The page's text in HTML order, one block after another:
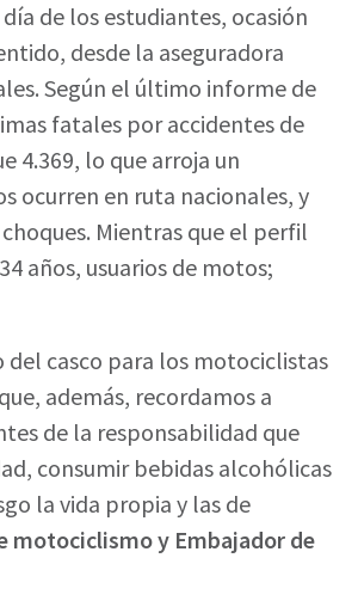
de los estudiantes, ocasión
desde la aseguradora
Según el último informe de
fatales por accidentes de
4.369, lo que arroja un
ocurren en ruta nacionales, y
Mientras que el perfil
años, usuarios de motos;
del casco para los motociclistas
además, recordamos a
de la responsabilidad que
consumir bebidas alcohólicas
la vida propia y las de
motociclismo y Embajador de